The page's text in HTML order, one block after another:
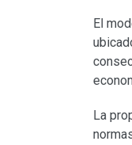
El
La